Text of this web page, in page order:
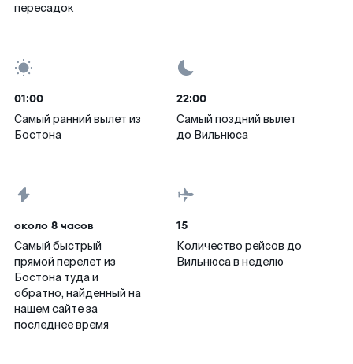
пересадок
01:00
Самый ранний вылет из
Бостона
22:00
Самый поздний вылет
до Вильнюса
около 8 часов
Самый быстрый
прямой перелет из
Бостона туда и
обратно, найденный на
нашем сайте за
последнее время
15
Количество рейсов до
Вильнюса в неделю